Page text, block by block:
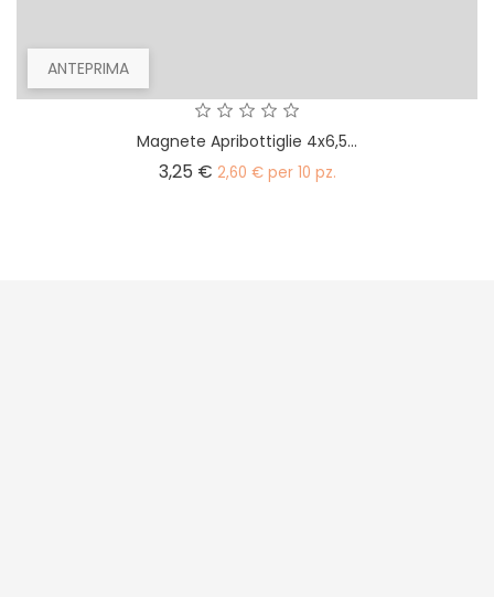
ANTEPRIMA
Magnete Apribottiglie 4x6,5...
3,25 € Prezzo
2,60 € per 10 pz.